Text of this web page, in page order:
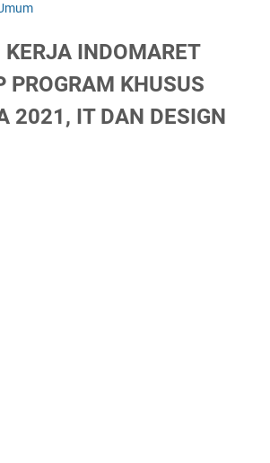
KERJA INDOMARET
PROGRAM KHUSUS
2021, IT DAN DESIGN